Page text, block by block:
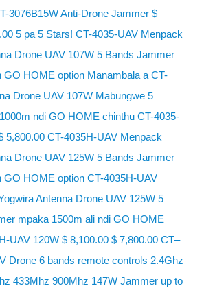
3076B15W Anti-Drone Jammer $
5 pa 5 Stars! CT-4035-UAV Menpack
Drone UAV 107W 5 Bands Jammer
GO HOME option Manambala a CT-
Drone UAV 107W Mabungwe 5
ndi GO HOME chinthu CT-4035-
5,800.00 CT-4035H-UAV Menpack
Drone UAV 125W 5 Bands Jammer
GO HOME option CT-4035H-UAV
Antenna Drone UAV 125W 5
mpaka 1500m ali ndi GO HOME
UAV 120W $ 8,100.00 $ 7,800.00 CT–
Drone 6 bands remote controls 2.4Ghz
433Mhz 900Mhz 147W Jammer up to